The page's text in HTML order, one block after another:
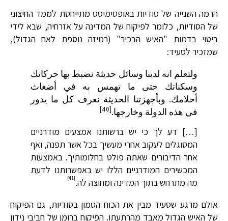
הרמה השנייה של סודיות באופסימיסט מתייחסת לממד החיצוני
של הסודיות, כלומר לפיקוח של המדינה על אזרחיה, שבא לידי
ביטוי בדמות "האיש הבכיר" (רמיזה נוספת לאח הגדול),
שמזכיר לסעיד:
ولتعلم انه لدينا وسائل حديثة نضبط بها حركاتك
وسكناتك حتى ما تهمس به في أضغاث
أحلامك. وبأجهزتنا الحديثة نعرف كل ما يدور
في هذه الدولة وخارجها.[40]
[…] דע לך כי יש ברשותנו אמצעים מודרניים
המסוגלים לעקוב אחרי מעשיך בכל אשר תפנה, ואף
אחר הדיבורים שאתה פולט בחלומותיך. באמצעות
המכשירים המודרניים הללו יש באפשרותנו לדעת
מה מתרחש בתוך המדינה ומחוצה לה.[41]
אולם מרגע שסעיד מבין את הכוח הטמון בסודיות, גם הפיקוח
של האיש הגדול מאבד מהרתעתו. הפיקוח ברומן של חביבי נידון